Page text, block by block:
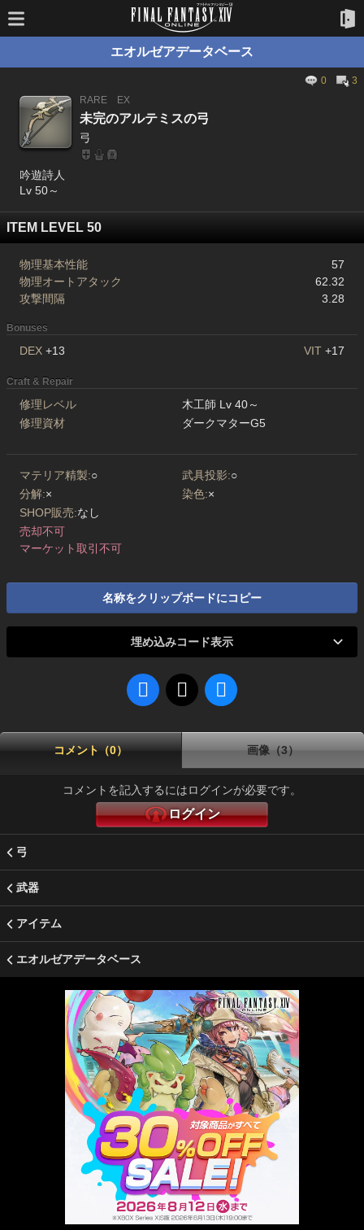
エオルゼアデータベース
0
3
RARE
EX
未完のアルテミスの弓
弓
吟遊詩人
Lv 50～
ITEM LEVEL 50
物理基本性能
57
物理オートアタック
62.32
攻撃間隔
3.28
Bonuses
DEX +13 VIT +17
Craft & Repair
修理レベル
木工師 Lv 40～
修理資材
ダークマターG5
マテリア精製:○ 武具投影:○
分解:× 染色:×
SHOP販売:なし
売却不可
マーケット取引不可
名称をクリップボードにコピー
埋め込みコード表示
コメント（0） 画像（3）
コメントを記入するにはログインが必要です。
ログイン
弓
武器
アイテム
エオルゼアデータベース